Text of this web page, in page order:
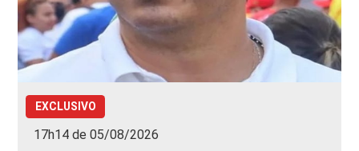
EXCLUSIVO
17h14 de 05/08/2026